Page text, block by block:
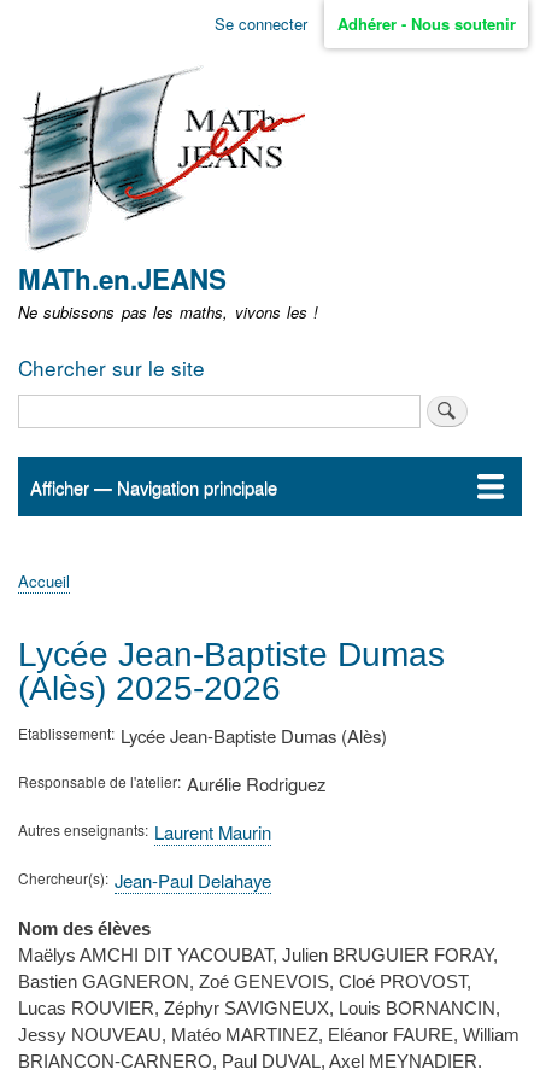
Aller
non
identifié
Se connecter Adhérer - Nous soutenir
MATh.en.JEANS
Ne subissons pas les maths, vivons les !
Chercher sur le site
Navigation
Afficher — Navigation principale
Accueil
ActualitésMATh.en.JEANS ?
Régions et Ateliers
Créer, gérer un atelier
Sujets/Publications
Congrès
d'Ariane
Accueil
Lycée Jean-Baptiste Dumas
(Alès) 2025-2026
Etablissement Lycée Jean-Baptiste Dumas (Alès)
Responsable de l'atelier Aurélie Rodriguez
Autres enseignants Laurent Maurin
Chercheur(s) Jean-Paul Delahaye
Nom des élèves
Maëlys AMCHI DIT YACOUBAT, Julien BRUGUIER FORAY,
Bastien GAGNERON, Zoé GENEVOIS, Cloé PROVOST,
Lucas ROUVIER, Zéphyr SAVIGNEUX, Louis BORNANCIN,
Jessy NOUVEAU, Matéo MARTINEZ, Eléanor FAURE, William
BRIANCON-CARNERO, Paul DUVAL, Axel MEYNADIER.